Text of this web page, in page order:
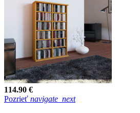
114.90 €
Pozrieť navigate_next